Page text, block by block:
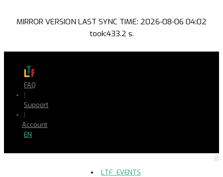
MIRROR VERSION LAST SYNC TIME: 2026-08-06 04:02
took:433.2 s.
FAQ
|
Support
|
Account
EN
LTF_EVENTS